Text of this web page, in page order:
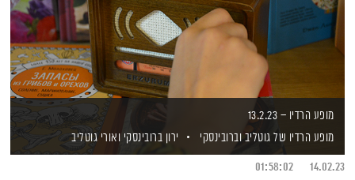
מופע הרדיו – 13.2.23
מופע הרדיו של גוטליב וברובינסקי
ירון ברובינסקי ואורי גוטליב
14.02.23
01:58:02